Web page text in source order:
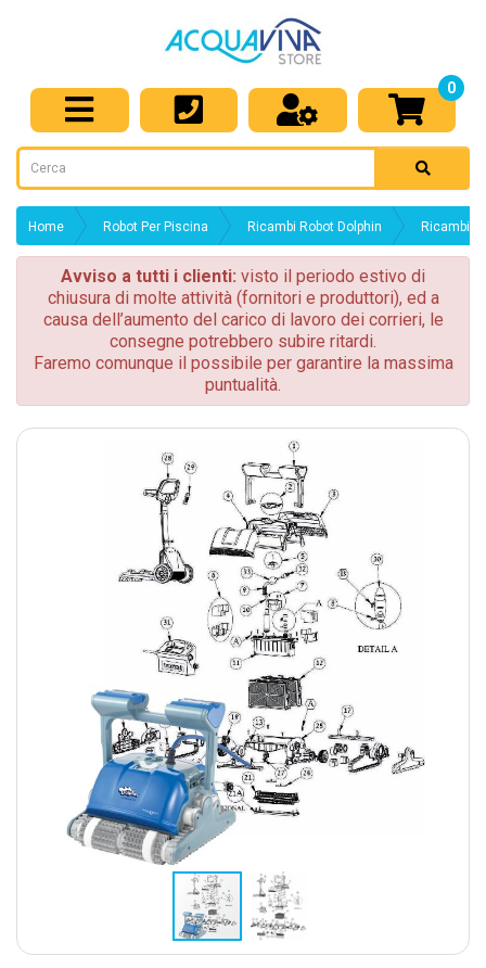
0
Home Robot Per Piscina Ricambi Robot Dolphin Ricambi
Avviso a tutti i clienti: visto il periodo estivo di
chiusura di molte attività (fornitori e produttori), ed a
causa dell’aumento del carico di lavoro dei corrieri, le
consegne potrebbero subire ritardi.
Faremo comunque il possibile per garantire la massima
puntualità.